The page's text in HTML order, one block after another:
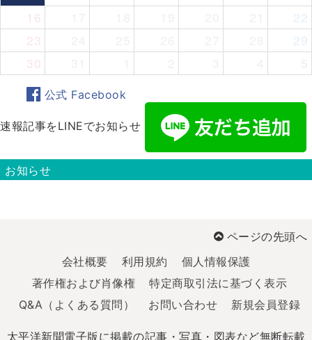
16
22
23
29
30
5
公式 Facebook
速報記事をLINEでお知らせ
お知らせ
ページの先頭へ
会社概要
利用規約
個人情報保護
著作権および肖像権
特定商取引法に基づく表示
Q&A（よくある質問）
お問い合わせ 新規会員登録
太平洋新聞電子版に掲載の記事・写真・図表など無断転載